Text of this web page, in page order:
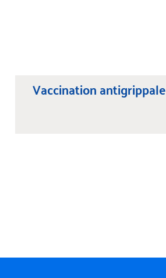
Vaccination antigrippale